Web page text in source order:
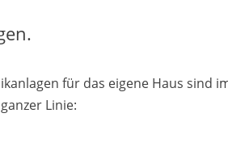
für das eigene Haus sind
Linie: